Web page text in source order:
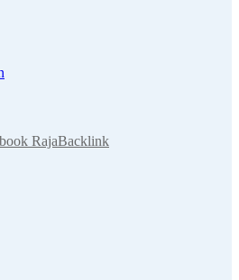
RajaBacklink